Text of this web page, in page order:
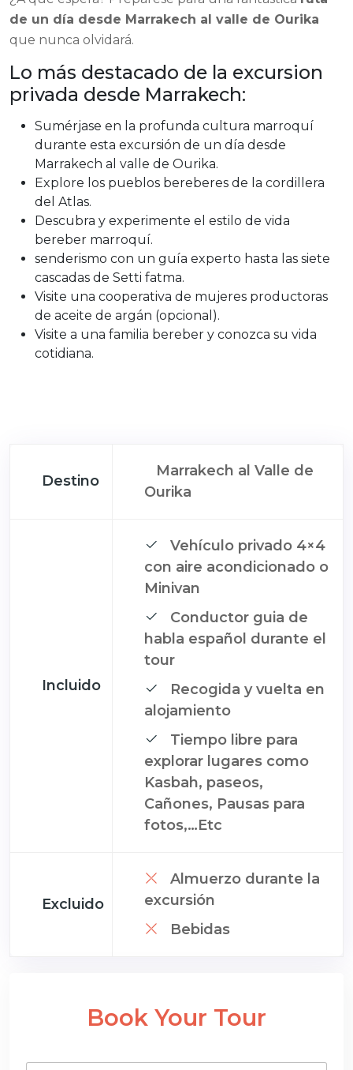
de un día desde Marrakech al valle de Ourika
que nunca olvidará.
Lo más destacado de la excursion
privada desde Marrakech:
Sumérjase en la profunda cultura marroquí
durante esta excursión de un día desde
Marrakech al valle de Ourika.
Explore los pueblos bereberes de la cordillera
del Atlas.
Descubra y experimente el estilo de vida
bereber marroquí.
senderismo con un guía experto hasta las siete
cascadas de Setti fatma.
Visite una cooperativa de mujeres productoras
de aceite de argán (opcional).
Visite a una familia bereber y conozca su vida
cotidiana.
Destino
Marrakech al Valle de
Ourika
Incluido
Vehículo privado 4×4
con aire acondicionado o
Minivan
Conductor guia de
habla español durante el
tour
Recogida y vuelta en
alojamiento
Tiempo libre para
explorar lugares como
Kasbah, paseos,
Cañones, Pausas para
fotos,…Etc
Excluido
Almuerzo durante la
excursión
Bebidas
Book Your Tour